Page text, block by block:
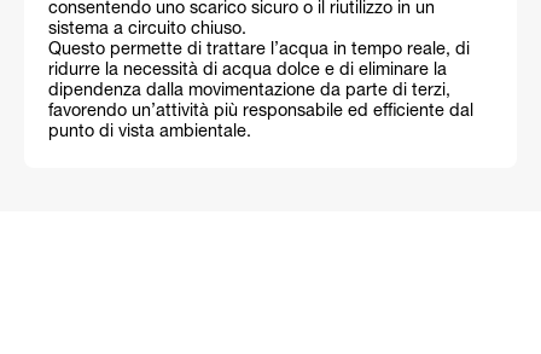
consentendo uno scarico sicuro o il riutilizzo in un
sistema a circuito chiuso.
Questo permette di trattare l’acqua in tempo reale, di
ridurre la necessità di acqua dolce e di eliminare la
dipendenza dalla movimentazione da parte di terzi,
favorendo un’attività più responsabile ed efficiente dal
punto di vista ambientale.